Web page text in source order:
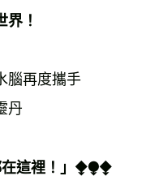
界！
腦再度攜手
丹
在這裡！」⧪⧭⧪